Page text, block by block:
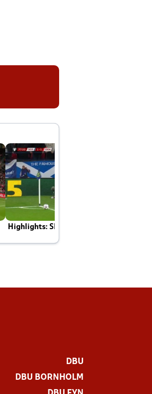
Highlights: Skotland - Danmark 4-2
DBU
DBU BORNHOLM